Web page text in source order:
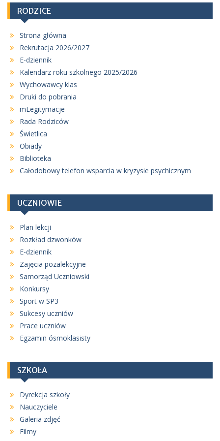
u
RODZICE
Strona główna
Rekrutacja 2026/2027
E-dziennik
Kalendarz roku szkolnego 2025/2026
Wychowawcy klas
Druki do pobrania
mLegitymacje
Rada Rodziców
Świetlica
Obiady
Biblioteka
Całodobowy telefon wsparcia w kryzysie psychicznym
UCZNIOWIE
Plan lekcji
Rozkład dzwonków
E-dziennik
Zajęcia pozalekcyjne
Samorząd Uczniowski
Konkursy
Sport w SP3
Sukcesy uczniów
Prace uczniów
Egzamin ósmoklasisty
SZKOŁA
Dyrekcja szkoły
Nauczyciele
Galeria zdjęć
Filmy